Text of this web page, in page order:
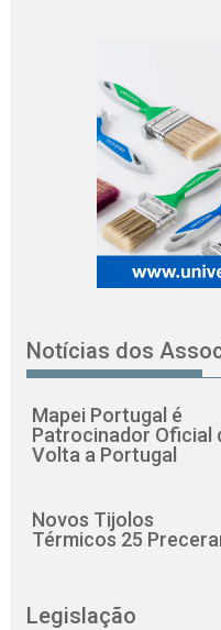
Notícias dos
Mapei Portugal é
Patrocinador Oficial
Volta a Portugal
Novos Tijolos
Térmicos 25
Legislação